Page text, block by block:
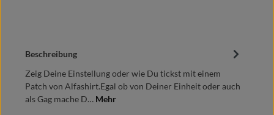
Beschreibung
Zeig Deine Einstellung oder wie Du tickst mit einem
Patch von Alfashirt.Egal ob von Deiner Einheit oder auch
als Gag mache D… Mehr